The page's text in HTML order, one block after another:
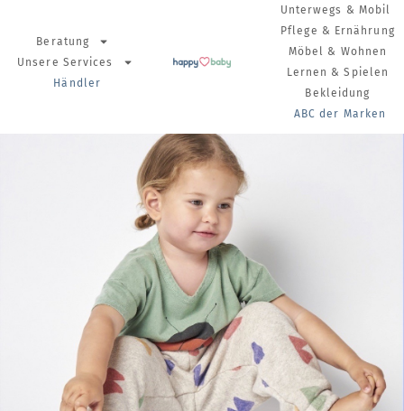
Beratung
Unsere Services
Händler
Unterwegs & Mobil
Pflege & Ernährung
Möbel & Wohnen
Lernen & Spielen
Bekleidung
ABC der Marken